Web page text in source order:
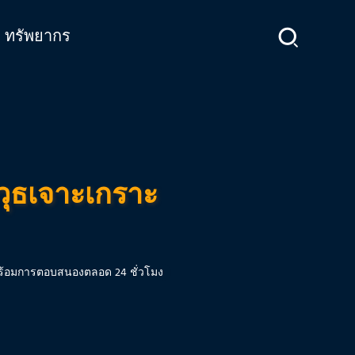
ทรัพยากร
เจาะเกราะ
การตอบสนองตลอด 24 ชั่วโมง